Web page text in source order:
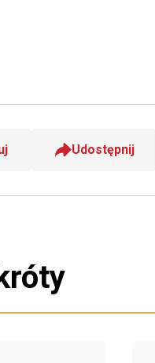
Udostępnij